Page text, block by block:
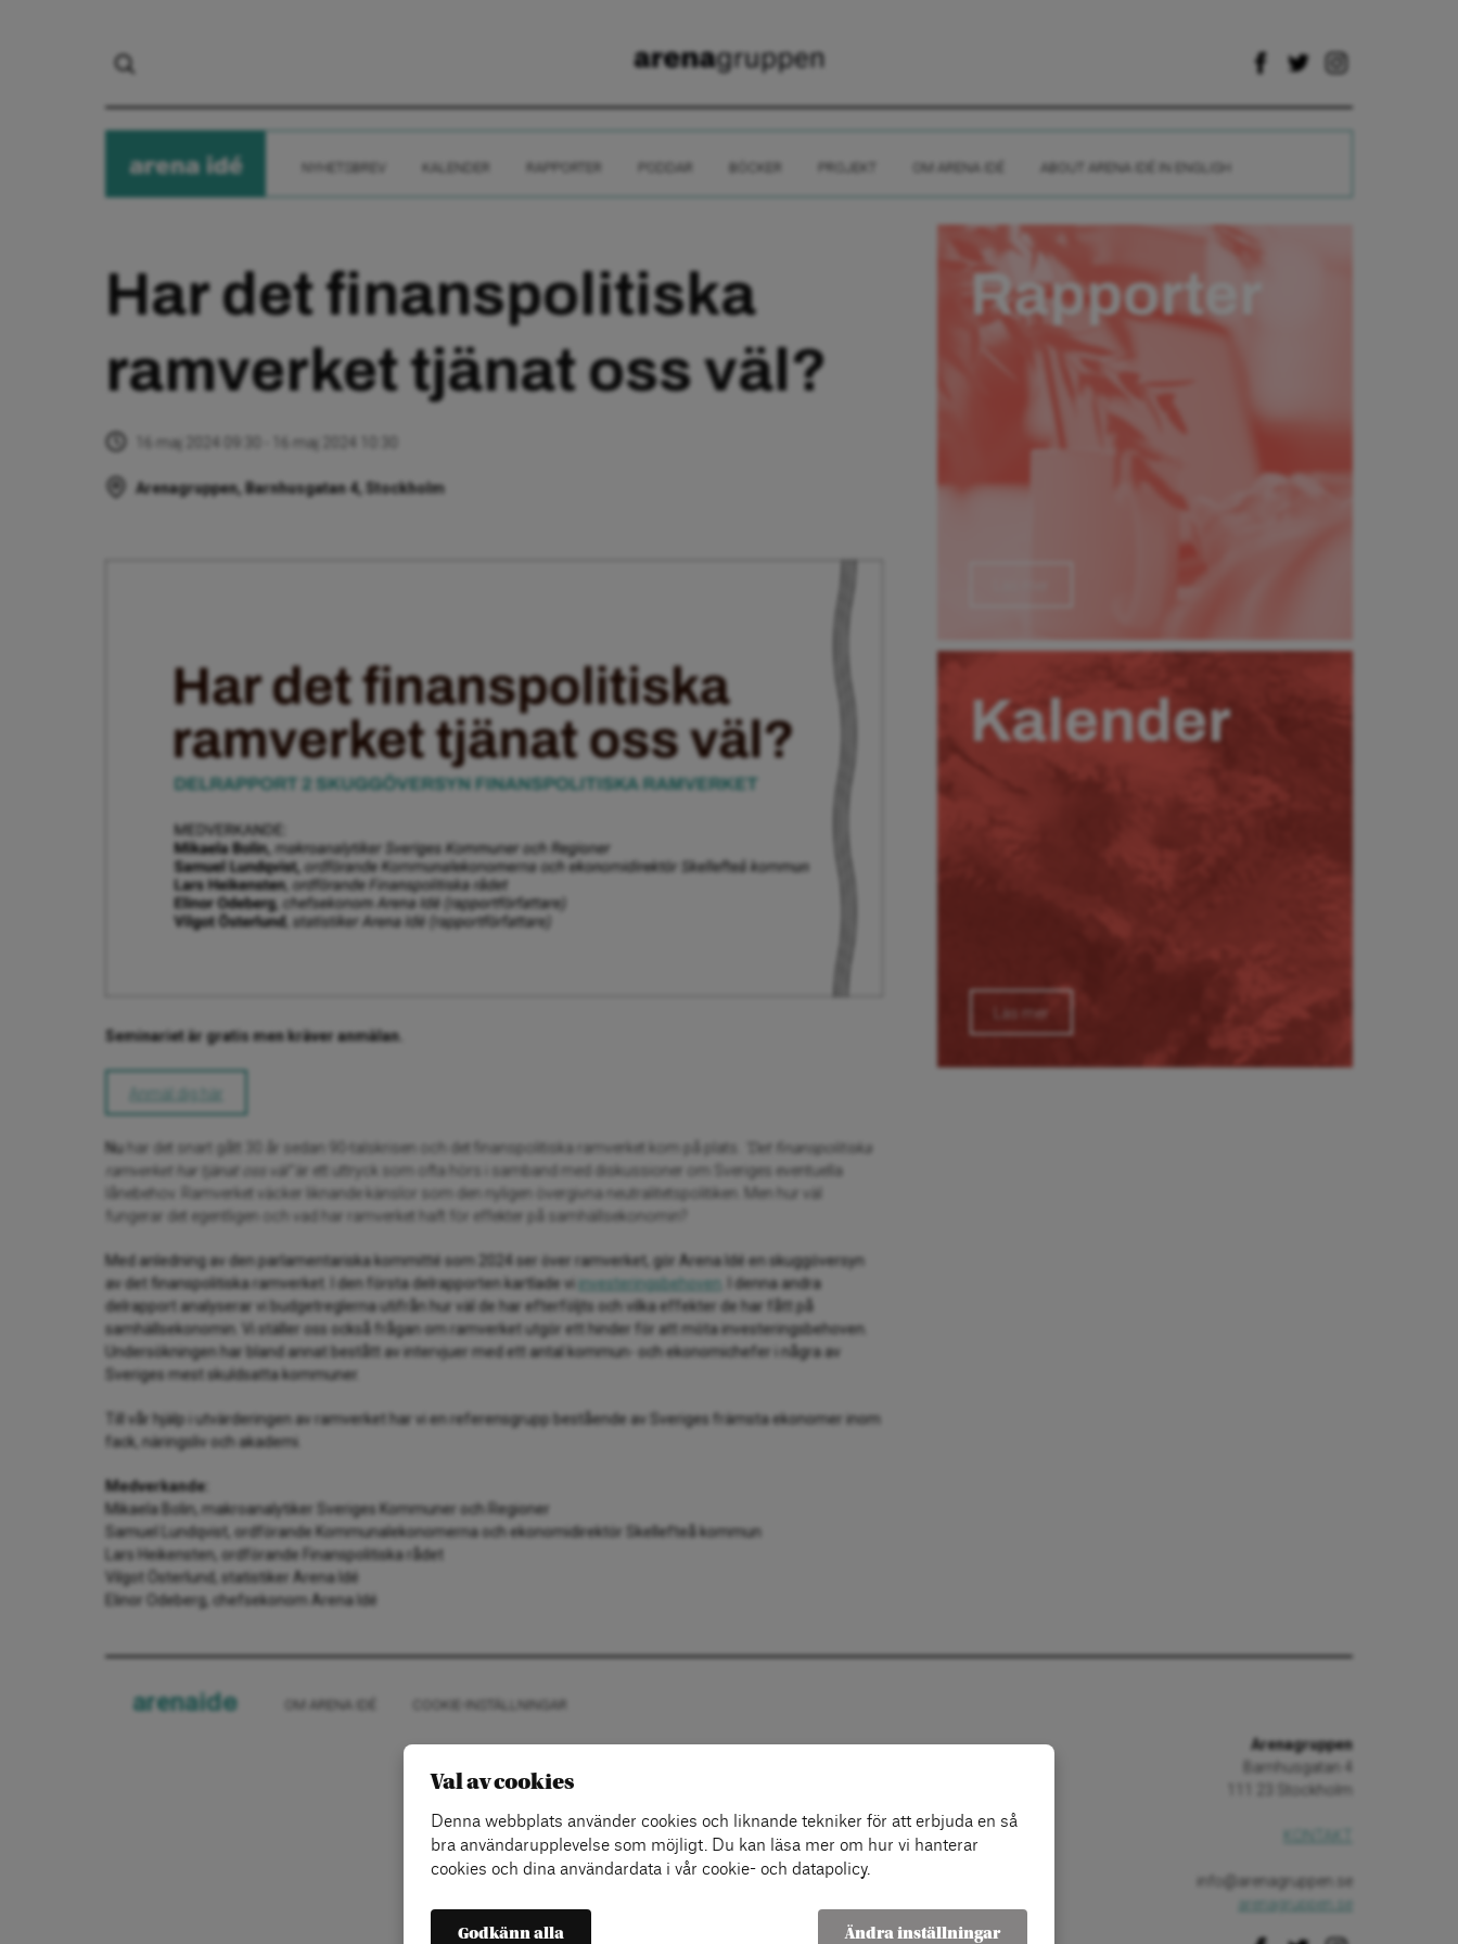
arenaide KALENDER RAPPORTER BÖCKER PROJEKT OM ARENA IDÉ ABOUT ARENA IDÉ IN ENGLISH
Har det finanspolitiska
ramverket tjänat oss väl?
16 maj 2024 09:30 - 16 maj 2024 10:30
Arenagruppen, Barnhusgatan 4, Stockholm
Seminariet är gratis men kräver anmälan.
Anmäl dig här
Nu har det snart gått 30 år sedan 90-talskrisen och det finanspolitiska ramverket kom på plats.
“Det finanspolitiska
ramverket har tjänat oss väl”
är ett uttryck som ofta hörs i samband med diskussioner om Sveriges eventuella
lånebehov. Ramverket väcker liknande känslor som den nyligen övergivna neutralitetspolitiken. Men hur väl
fungerar det egentligen och vad har ramverket haft för effekter på samhällsekonomin?
Med anledning av den parlamentariska kommitté som 2024 ser över ramverket, gör Arena Idé en skuggöversyn
av det finanspolitiska ramverket. I den första delrapporten kartlade vi investeringsbehoven
. I denna andra
delrapport analyserar vi budgetreglerna utifrån hur väl de har efterföljts och vilka effekter de har fått på
samhällsekonomin. Vi ställer oss också frågan om ramverket utgör ett hinder för att möta investeringsbehoven.
Undersökningen har bland annat bestått av intervjuer med ett antal kommun- och ekonomichefer i några av
Sveriges mest skuldsatta kommuner.
Till vår hjälp i utvärderingen av ramverket har vi en referensgrupp bestående av Sveriges främsta ekonomer inom
fack, näringsliv och akademi.
Medverkande:
Mikaela Bolin, makroanalytiker Sveriges Kommuner och Regioner
Samuel Lundqvist, ordförande Kommunalekonomerna och ekonomidirektör Skellefteå kommun
Lars Heikensten, ordförande Finanspolitiska rådet
Vilgot Österlund, statistiker Arena Idé
Elinor Odeberg, chefsekonom Arena Idé
Rapporter
Kalender
Läs mer
arenaide OM ARENA IDÉ COOKIE-INSTÄLLNINGAR
Arenagruppen
Barnhusgatan 4
111 23 Stockholm
info@arenagruppen.se
arenagruppen.se
Val av cookies
Denna webbplats använder cookies och liknande tekniker för att erbjuda en så
bra användarupplevelse som möjligt. Du kan läsa mer om hur vi hanterar
cookies och dina användardata i vår cookie- och datapolicy.
Godkänn alla Ändra inställningar